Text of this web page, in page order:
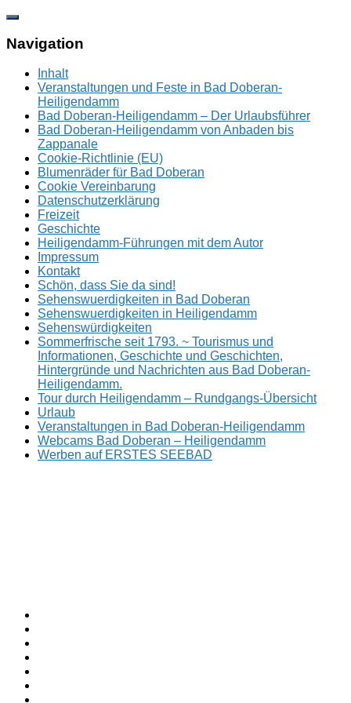
Zum
springen
Navigation
Inhalt
Veranstaltungen und Feste in Bad Doberan-
Heiligendamm
Bad Doberan-Heiligendamm – Der Urlaubsführer
Bad Doberan-Heiligendamm von Anbaden bis
Zappanale
Cookie-Richtlinie (EU)
Blumenräder für Bad Doberan
Cookie Vereinbarung
Datenschutzerklärung
Freizeit
Geschichte
Heiligendamm-Führungen mit dem Autor
Impressum
Kontakt
Schön, dass Sie da sind!
Sehenswuerdigkeiten in Bad Doberan
Sehenswuerdigkeiten in Heiligendamm
Sehenswürdigkeiten
Sommerfrische seit 1793. ~ Tourismus und
Informationen, Geschichte und Geschichten,
Hintergründe und Nachrichten aus Bad Doberan-
Heiligendamm.
Tour durch Heiligendamm – Rundgangs-Übersicht
Urlaub
Veranstaltungen in Bad Doberan-Heiligendamm
Webcams Bad Doberan – Heiligendamm
Werben auf ERSTES SEEBAD
ERSTES
SEEBAD
Sommerfrische
seit
1793.